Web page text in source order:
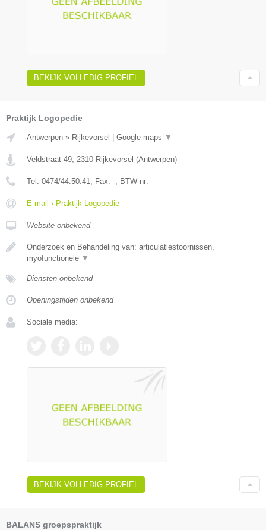
BEKIJK VOLLEDIG PROFIEL
Praktijk Logopedie
Antwerpen » Rijkevorsel Google maps ▼
Veldstraat 49, 2310 Rijkevorsel (Antwerpen)
Tel: 0474/44.50.41, Fax: -, BTW-nr: -
E-mail › Praktijk Logopedie
Website onbekend
Onderzoek en Behandeling van: articulatiestoornissen,
myofunctionele ▼
Diensten onbekend
Openingstijden onbekend
Sociale media:
BEKIJK VOLLEDIG PROFIEL
BALANS groepspraktijk